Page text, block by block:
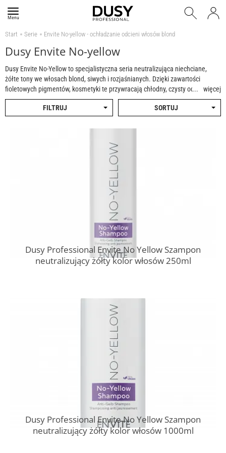
Menu
Start Serie Envite No-yellow - ochładzanie odcieni włosów blond
Dusy Envite No-yellow
Dusy Envite No-Yellow to specjalistyczna seria neutralizująca niechciane,
żółte tony we włosach blond, siwych i rozjaśnianych. Dzięki zawartości
fioletowych pigmentów, kosmetyki te przywracają chłodny, czysty odcień i
dodają blasku. Delikatne formuły pielęgnują włosy, nie przesuszając ich i
pozostawiając je miękkie oraz gładkie w dotyku.
więcej
FILTRUJ SORTUJ
Dusy Professional Envite No Yellow Szampon
neutralizujący żółty kolor włosów 250ml
Dusy Professional Envite No Yellow Szampon
neutralizujący żółty kolor włosów 1000ml